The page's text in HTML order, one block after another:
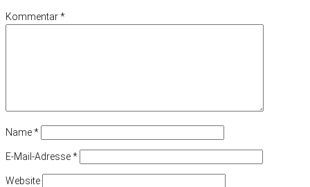
Kommentar*
Name*
E-Mail-Adresse*
Website